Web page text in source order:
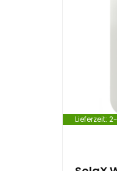
Lieferzeit: